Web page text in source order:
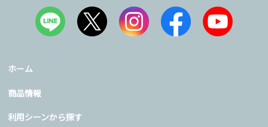
ホーム
商品情報
利用シーンから探す